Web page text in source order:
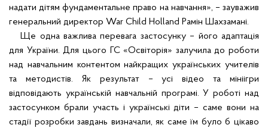
надати дітям фундаментальне право на навчання», – зауважив
генеральний директор War Child Holland Рамін Шахзамані.
Ще одна важлива перевага застосунку – його адаптація
для України. Для цього ГС «Освіторія» залучила до роботи
над навчальним контентом найкращих українських учителів
та методистів. Як результат – усі відео та мініігри
відповідають українській навчальній програмі. У роботі над
застосунком брали участь і українські діти – саме вони на
стадії розробки завдань визначали, як саме їм було б цікаво